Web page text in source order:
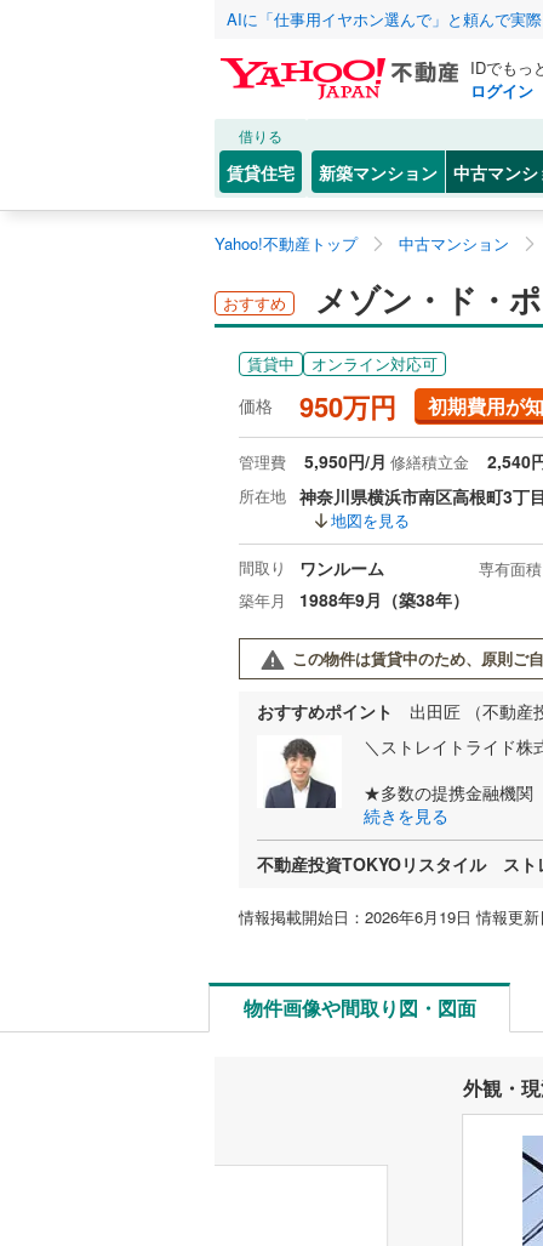
AIに「仕事用イヤホン選んで」と頼んで実
IDでもっ
ログイン
借りる
賃貸住宅 新築マンション 中古マンシ
Yahoo!不動産トップ 中古マンション
おすすめ メゾン・ド・
賃貸中 オンライン対応可
価格 950万円 初期費用が
管理費 5,950円/月 修繕積立金 2,540
所在地 神奈川県横浜市南区高根町3丁
地図を見る
間取り ワンルーム
専有面積
築年月
1988年9月（築38年）
この物件は賃貸中のため、原則ご
おすすめポイント
出田匠 （不動
＼ストレイトライド株
★多数の提携金融機関
続きを見る
不動産投資TOKYOリスタイル スト
情報掲載開始日：2026年6月19日 情報更
物件画像や間取り図・図面
外観・